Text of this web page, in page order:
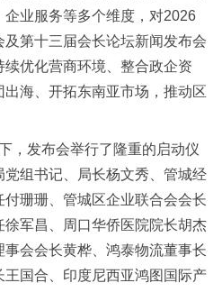
业服务等多个维度，对2026
第十三届会长论坛新闻发布会
优化营商环境、整合政企资
海、开拓东南亚市场，推动区
，发布会举行了隆重的启动仪
组书记、局长杨文秀、管城经
珊珊、管城区企业联合会会长
军昌、周口华侨医院院长胡杰
会会长黄桦、鸿泰物流董事长
国合、印度尼西亚鸿图国际产